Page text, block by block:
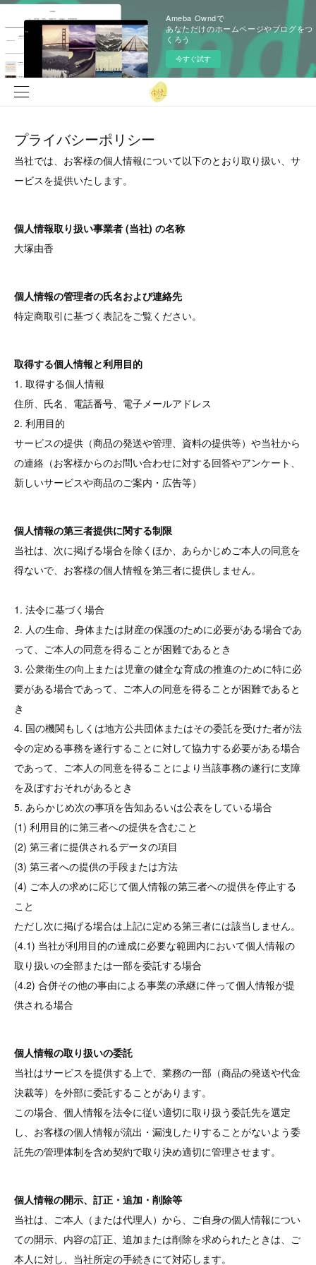
Ameba Owndで
あなただけのホームページやブログをつ
くろう
今すぐ試す
プライバシーポリシー
当社では、お客様の個人情報について以下のとおり取り扱い、サ
ービスを提供いたします。
個人情報取り扱い事業者 (当社) の名称
大塚由香
個人情報の管理者の氏名および連絡先
特定商取引に基づく表記をご覧ください。
取得する個人情報と利用目的
1. 取得する個人情報
住所、氏名、電話番号、電子メールアドレス
2. 利用目的
サービスの提供（商品の発送や管理、資料の提供等）や当社から
の連絡（お客様からのお問い合わせに対する回答やアンケート、
新しいサービスや商品のご案内・広告等）
個人情報の第三者提供に関する制限
当社は、次に掲げる場合を除くほか、あらかじめご本人の同意を
得ないで、お客様の個人情報を第三者に提供しません。
1. 法令に基づく場合
2. 人の生命、身体または財産の保護のために必要がある場合であ
って、ご本人の同意を得ることが困難であるとき
3. 公衆衛生の向上または児童の健全な育成の推進のために特に必
要がある場合であって、ご本人の同意を得ることが困難であると
き
4. 国の機関もしくは地方公共団体またはその委託を受けた者が法
令の定める事務を遂行することに対して協力する必要がある場合
であって、ご本人の同意を得ることにより当該事務の遂行に支障
を及ぼすおそれがあるとき
5. あらかじめ次の事項を告知あるいは公表をしている場合
(1) 利用目的に第三者への提供を含むこと
(2) 第三者に提供されるデータの項目
(3) 第三者への提供の手段または方法
(4) ご本人の求めに応じて個人情報の第三者への提供を停止する
こと
ただし次に掲げる場合は上記に定める第三者には該当しません。
(4.1) 当社が利用目的の達成に必要な範囲内において個人情報の
取り扱いの全部または一部を委託する場合
(4.2) 合併その他の事由による事業の承継に伴って個人情報が提
供される場合
個人情報の取り扱いの委託
当社はサービスを提供する上で、業務の一部（商品の発送や代金
決裁等）を外部に委託することがあります。
この場合、個人情報を法令に従い適切に取り扱う委託先を選定
し、お客様の個人情報が流出・漏洩したりすることがないよう委
託先の管理体制を含め契約で取り決め適切に管理させます。
個人情報の開示、訂正・追加・削除等
当社は、ご本人（または代理人）から、ご自身の個人情報につい
ての開示、内容の訂正、追加または削除を求められたときは、ご
本人に対し、当社所定の手続きにて対応します。